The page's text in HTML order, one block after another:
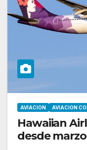
AVIACION AVIACION
Hawaiian
desde marzo